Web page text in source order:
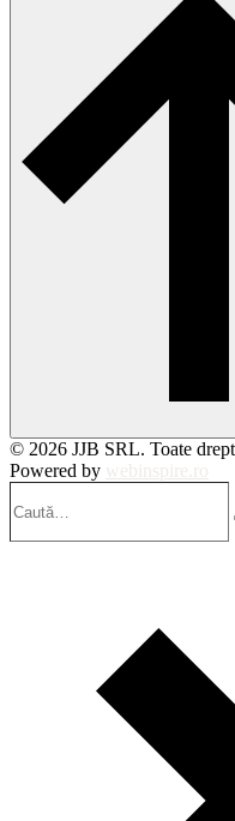
© 2026 JJB SRL. Toate
Powered by